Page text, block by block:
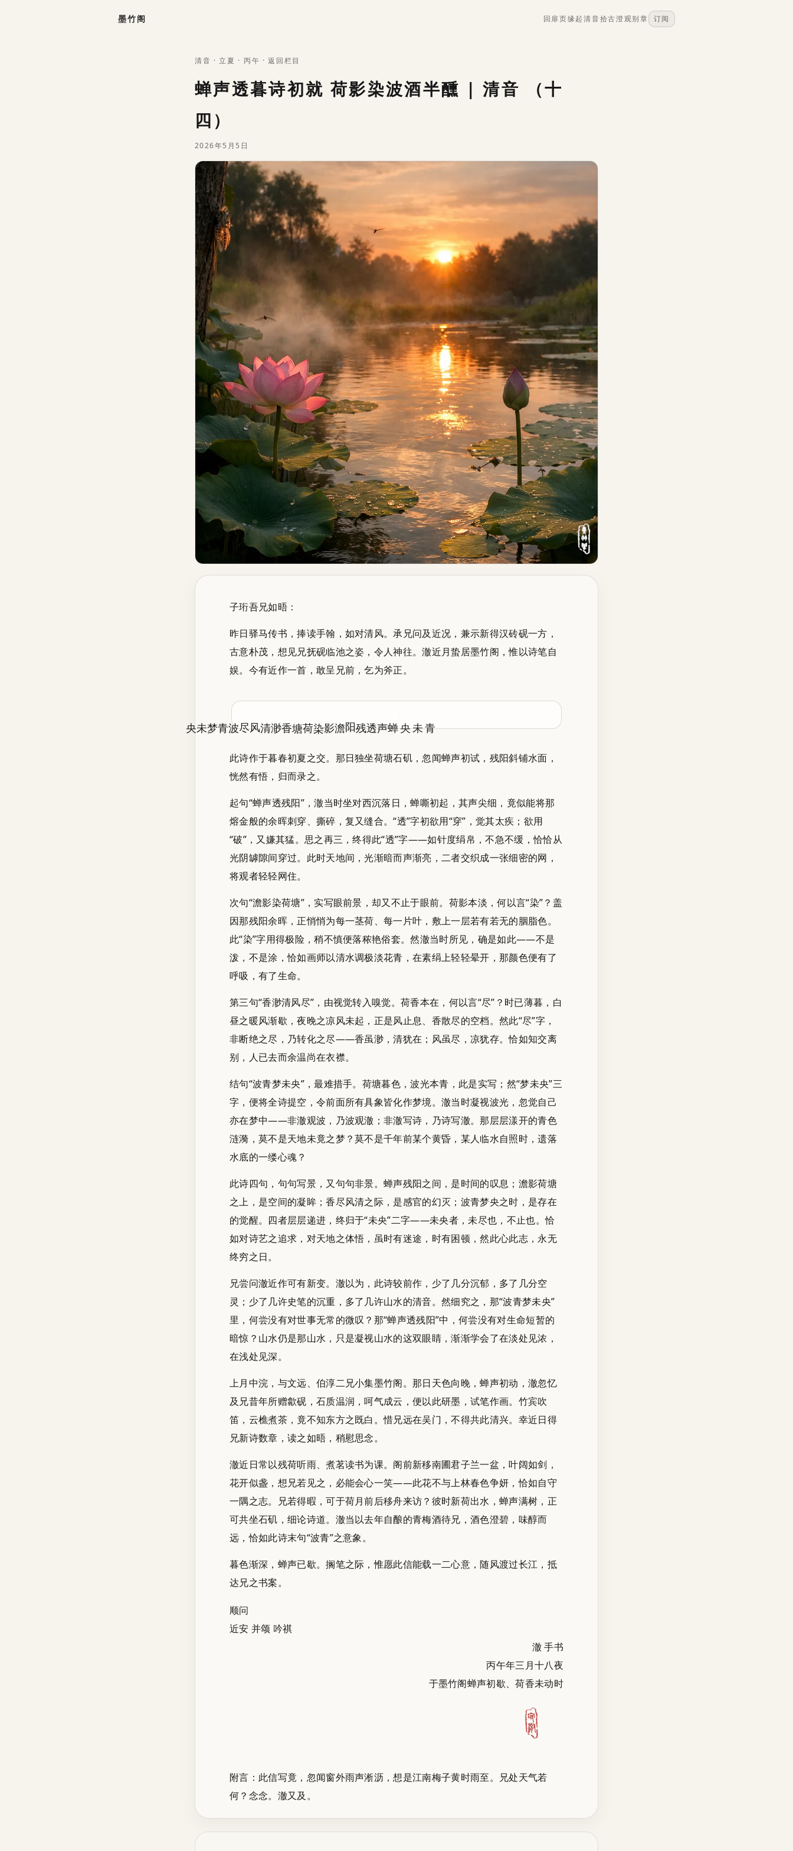
墨竹阁 回扉页缘起清音拾古澄观别章 订阅
清音 · 立夏 · 丙午 ·返回栏目
蝉声透暮诗初就 荷影染波酒半醺 | 清音 （十
四）
2026年5月5日
子珩吾兄如晤：
昨日驿马传书，捧读手翰，如对清风。承兄问及近况，兼示新得汉砖砚一方，
古意朴茂，想见兄抚砚临池之姿，令人神往。澈近月蛰居墨竹阁，惟以诗笔自
娱。今有近作一首，敢呈兄前，乞为斧正。
此诗作于暮春初夏之交。那日独坐荷塘石矶，忽闻蝉声初试，残阳斜铺水面，
恍然有悟，归而录之。
起句“蝉声透残阳”，澈当时坐对西沉落日，蝉嘶初起，其声尖细，竟似能将那
熔金般的余晖刺穿、撕碎，复又缝合。“透”字初欲用“穿”，觉其太疾；欲用
“破”，又嫌其猛。思之再三，终得此“透”字——如针度绢帛，不急不缓，恰恰从
光阴罅隙间穿过。此时天地间，光渐暗而声渐亮，二者交织成一张细密的网，
将观者轻轻网住。
次句“澹影染荷塘”，实写眼前景，却又不止于眼前。荷影本淡，何以言“染”？盖
因那残阳余晖，正悄悄为每一茎荷、每一片叶，敷上一层若有若无的胭脂色。
此“染”字用得极险，稍不慎便落秾艳俗套。然澈当时所见，确是如此——不是
泼，不是涂，恰如画师以清水调极淡花青，在素绢上轻轻晕开，那颜色便有了
呼吸，有了生命。
第三句“香渺清风尽”，由视觉转入嗅觉。荷香本在，何以言“尽”？时已薄暮，白
昼之暖风渐歇，夜晚之凉风未起，正是风止息、香散尽的空档。然此“尽”字，
非断绝之尽，乃转化之尽——香虽渺，清犹在；风虽尽，凉犹存。恰如知交离
别，人已去而余温尚在衣襟。
结句“波青梦未央”，最难措手。荷塘暮色，波光本青，此是实写；然“梦未央”三
字，便将全诗提空，令前面所有具象皆化作梦境。澈当时凝视波光，忽觉自己
亦在梦中——非澈观波，乃波观澈；非澈写诗，乃诗写澈。那层层漾开的青色
涟漪，莫不是天地未竟之梦？莫不是千年前某个黄昏，某人临水自照时，遗落
水底的一缕心魂？
此诗四句，句句写景，又句句非景。蝉声残阳之间，是时间的叹息；澹影荷塘
之上，是空间的凝眸；香尽风清之际，是感官的幻灭；波青梦央之时，是存在
的觉醒。四者层层递进，终归于“未央”二字——未央者，未尽也，不止也。恰
如对诗艺之追求，对天地之体悟，虽时有迷途，时有困顿，然此心此志，永无
终穷之日。
兄尝问澈近作可有新变。澈以为，此诗较前作，少了几分沉郁，多了几分空
灵；少了几许史笔的沉重，多了几许山水的清音。然细究之，那“波青梦未央”
里，何尝没有对世事无常的微叹？那“蝉声透残阳”中，何尝没有对生命短暂的
暗惊？山水仍是那山水，只是凝视山水的这双眼睛，渐渐学会了在淡处见浓，
在浅处见深。
上月中浣，与文远、伯淳二兄小集墨竹阁。那日天色向晚，蝉声初动，澈忽忆
及兄昔年所赠歙砚，石质温润，呵气成云，便以此研墨，试笔作画。竹宾吹
笛，云樵煮茶，竟不知东方之既白。惜兄远在吴门，不得共此清兴。幸近日得
兄新诗数章，读之如晤，稍慰思念。
澈近日常以残荷听雨、煮茗读书为课。阁前新移南圃君子兰一盆，叶阔如剑，
花开似盏，想兄若见之，必能会心一笑——此花不与上林春色争妍，恰如自守
一隅之志。兄若得暇，可于荷月前后移舟来访？彼时新荷出水，蝉声满树，正
可共坐石矶，细论诗道。澈当以去年自酿的青梅酒待兄，酒色澄碧，味醇而
远，恰如此诗末句“波青”之意象。
暮色渐深，蝉声已歇。搁笔之际，惟愿此信能载一二心意，随风渡过长江，抵
达兄之书案。
顺问
近安 并颂 吟祺
澈 手书
丙午年三月十八夜
于墨竹阁蝉声初歇、荷香未动时
附言：此信写竟，忽闻窗外雨声淅沥，想是江南梅子黄时雨至。兄处天气若
何？念念。澈又及。